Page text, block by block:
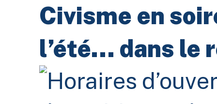
Civisme en
l’été… dans le